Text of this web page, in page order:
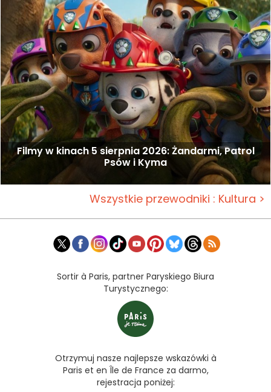
Filmy w kinach 5 sierpnia 2026: Żandarmi, Patrol
Psów i Kyma
Wszystkie przewodniki : Kultura >
Sortir à Paris, partner Paryskiego Biura
Turystycznego:
Otrzymuj nasze najlepsze wskazówki à
Paris et en Île de France za darmo,
rejestracja poniżej: